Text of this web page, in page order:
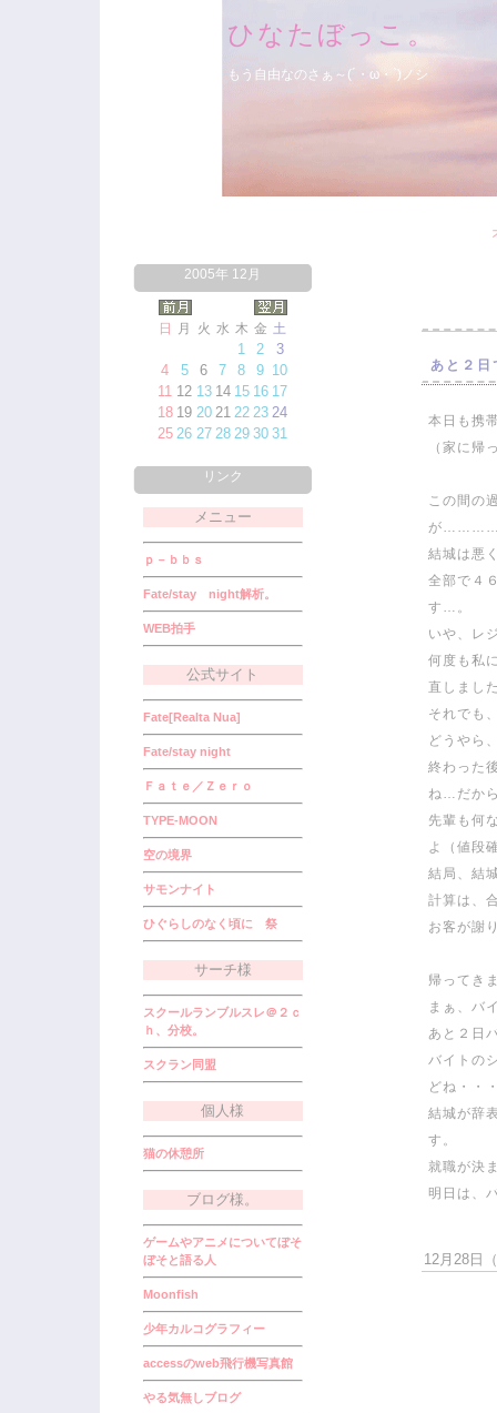
ひなたぼっこ。
もう自由なのさぁ～(´・ω・`)ノシ
2005年 12月
日 月 火 水 木 金 土
1 2
3
4
5 6 7 8 9 10
11 12 13 14 15 16 17
18 19 20 21 22 23 24
25 26 27 28 29 30 31
リンク
メニュー
ｐ－ｂｂｓ
Fate/stay night解析。
WEB拍手
公式サイト
Fate[Realta Nua]
Fate/stay night
Ｆａｔｅ／Ｚｅｒｏ
TYPE-MOON
空の境界
サモンナイト
ひぐらしのなく頃に 祭
サーチ様
スクールランブルスレ＠２ｃ
ｈ、分校。
スクラン同盟
個人様
猫の休憩所
ブログ様。
ゲームやアニメについてぼそ
ぼそと語る人
Moonfish
少年カルコグラフィー
accessのweb飛行機写真館
やる気無しブログ
あと２
本日も携
（家に帰
この間の
が……………
結城は悪
全部で４
す…。
いや、レ
何度も私
直しまし
それでも
どうやら
終わった
ね…だか
先輩も何
よ（値段
結局、結
計算は、
お客が謝
帰ってき
まぁ、バ
あと２日
バイトの
どね・・
結城が辞
す。
就職が決
明日は、
12月28日